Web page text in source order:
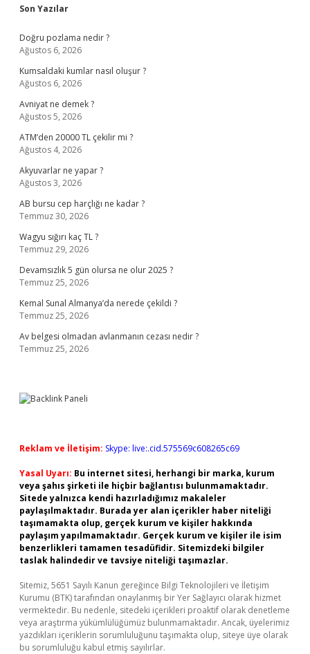
Sidebar
Son Yazılar
Doğru pozlama nedir ?
Ağustos 6, 2026
Kumsaldaki kumlar nasıl oluşur ?
Ağustos 6, 2026
Avniyat ne demek ?
Ağustos 5, 2026
ATM’den 20000 TL çekilir mi ?
Ağustos 4, 2026
Akyuvarlar ne yapar ?
Ağustos 3, 2026
AB bursu cep harçlığı ne kadar ?
Temmuz 30, 2026
Wagyu sığırı kaç TL ?
Temmuz 29, 2026
Devamsızlık 5 gün olursa ne olur 2025 ?
Temmuz 25, 2026
Kemal Sunal Almanya’da nerede çekildi ?
Temmuz 25, 2026
Av belgesi olmadan avlanmanın cezası nedir ?
Temmuz 25, 2026
Reklam ve İletişim: Skype: live:.cid.575569c608265c69
Yasal Uyarı: Bu internet sitesi, herhangi bir marka, kurum
veya şahıs şirketi ile hiçbir bağlantısı bulunmamaktadır.
Sitede yalnızca kendi hazırladığımız makaleler
paylaşılmaktadır. Burada yer alan içerikler haber niteliği
taşımamakta olup, gerçek kurum ve kişiler hakkında
paylaşım yapılmamaktadır. Gerçek kurum ve kişiler ile isim
benzerlikleri tamamen tesadüfidir. Sitemizdeki bilgiler
taslak halindedir ve tavsiye niteliği taşımazlar.
Sitemiz, 5651 Sayılı Kanun gereğince Bilgi Teknolojileri ve İletişim
Kurumu (BTK) tarafından onaylanmış bir Yer Sağlayıcı olarak hizmet
vermektedir. Bu nedenle, sitedeki içerikleri proaktif olarak denetleme
veya araştırma yükümlülüğümüz bulunmamaktadır. Ancak, üyelerimiz
yazdıkları içeriklerin sorumluluğunu taşımakta olup, siteye üye olarak
bu sorumluluğu kabul etmiş sayılırlar.